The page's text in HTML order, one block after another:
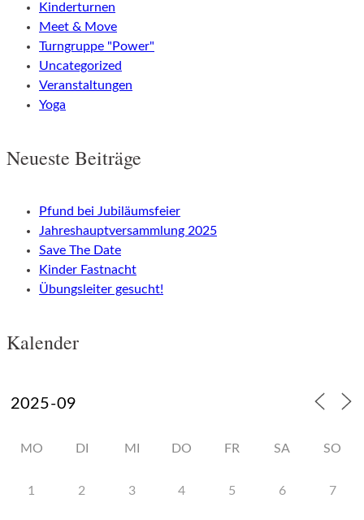
Kinderturnen
Meet & Move
Turngruppe "Power"
Uncategorized
Veranstaltungen
Yoga
Neueste Beiträge
Pfund bei Jubiläumsfeier
Jahreshauptversammlung 2025
Save The Date
Kinder Fastnacht
Übungsleiter gesucht!
Kalender
MO DI MI DO FR SA SO
1 2 3 4 5 6 7